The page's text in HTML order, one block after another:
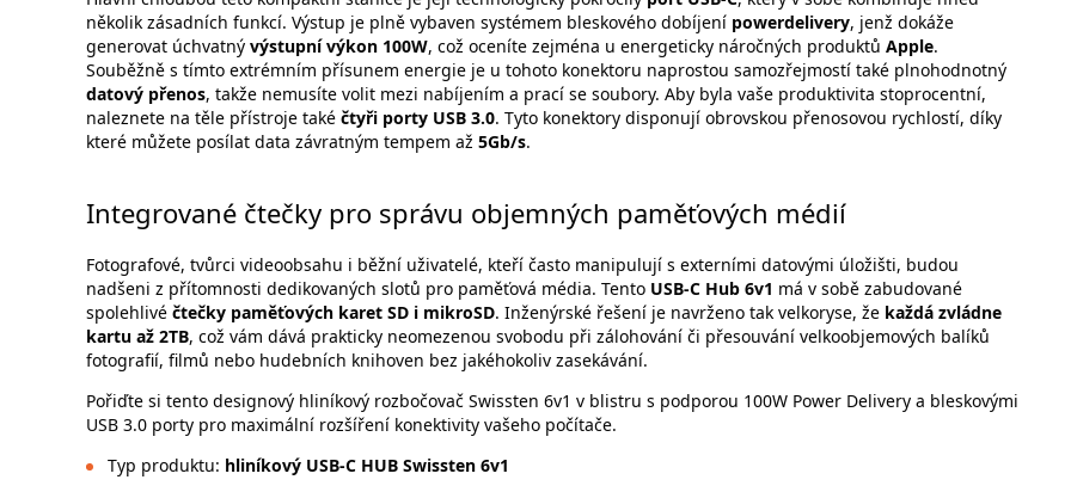
několik zásadních funkcí. Výstup je plně vybaven systémem bleskového dobíjení powerdelivery, jenž dokáže
generovat úchvatný výstupní výkon 100W, což oceníte zejména u energeticky náročných produktů Apple.
Souběžně s tímto extrémním přísunem energie je u tohoto konektoru naprostou samozřejmostí také plnohodnotný
datový přenos, takže nemusíte volit mezi nabíjením a prací se soubory. Aby byla vaše produktivita stoprocentní,
naleznete na těle přístroje také čtyři porty USB 3.0. Tyto konektory disponují obrovskou přenosovou rychlostí, díky
které můžete posílat data závratným tempem až 5Gb/s.
Integrované čtečky pro správu objemných paměťových médií
Fotografové, tvůrci videoobsahu i běžní uživatelé, kteří často manipulují s externími datovými úložišti, budou
nadšeni z přítomnosti dedikovaných slotů pro paměťová média. Tento USB-C Hub 6v1 má v sobě zabudované
spolehlivé čtečky paměťových karet SD i mikroSD. Inženýrské řešení je navrženo tak velkoryse, že každá zvládne
kartu až 2TB, což vám dává prakticky neomezenou svobodu při zálohování či přesouvání velkoobjemových balíků
fotografií, filmů nebo hudebních knihoven bez jakéhokoliv zasekávání.
Pořiďte si tento designový hliníkový rozbočovač Swissten 6v1 v blistru s podporou 100W Power Delivery a bleskovými
USB 3.0 porty pro maximální rozšíření konektivity vašeho počítače.
Typ produktu: hliníkový USB-C HUB Swissten 6v1